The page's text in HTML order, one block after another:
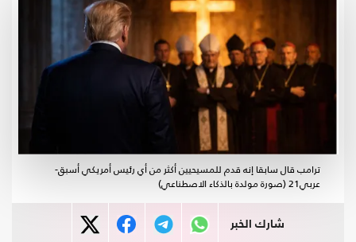
ترامب قال سابقا إنه قدم للمسيحيين أكثر من أي رئيس أمريكي أسبق-
عربي21 (صورة مولدة بالذكاء الاصطناعي)
شارك الخبر